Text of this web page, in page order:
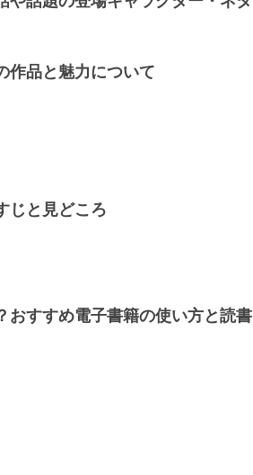
作品と魅力について
じと見どころ
おすすめ電子書籍の使い方と読書